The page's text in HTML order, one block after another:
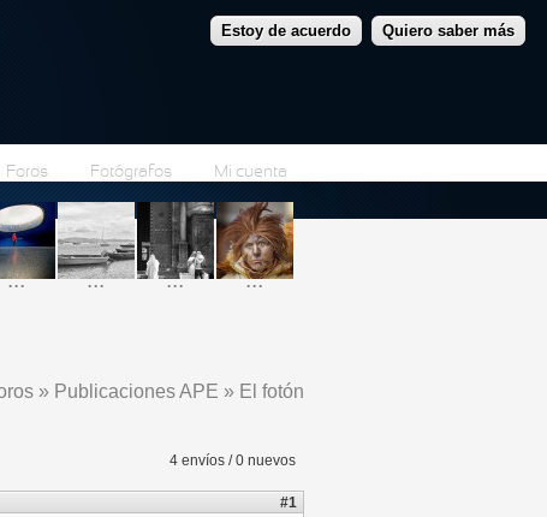
Estoy de acuerdo Quiero saber más
Foros Fotógrafos Mi cuenta
... ... ... ...
» Publicaciones APE » El fotón
4 envíos / 0 nuevos
#1